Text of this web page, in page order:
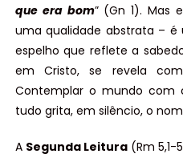
que era bom” (Gn 1). Mas
uma qualidade abstrata –
espelho que reflete a
em Cristo, se revela
Contemplar o mundo com
tudo grita, em silêncio, o
A Segunda Leitura (Rm